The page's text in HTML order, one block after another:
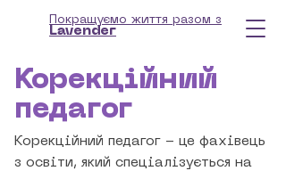
Покращуємо життя разом з
Lavender
Корекційний
педагог
Корекційний педагог - це фахівець
з освіти, який спеціалізується на